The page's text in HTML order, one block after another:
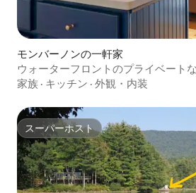
モンバーノンの一軒家
ウォーターフロントのプライベート
ー、キングサイズベッド
家族 · キッチン · 外観・内装
スーパーホスト
スーパーホスト